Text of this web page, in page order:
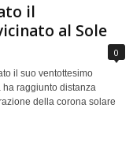
il
al Sole
0
il suo ventottesimo
raggiunto distanza
della corona solare